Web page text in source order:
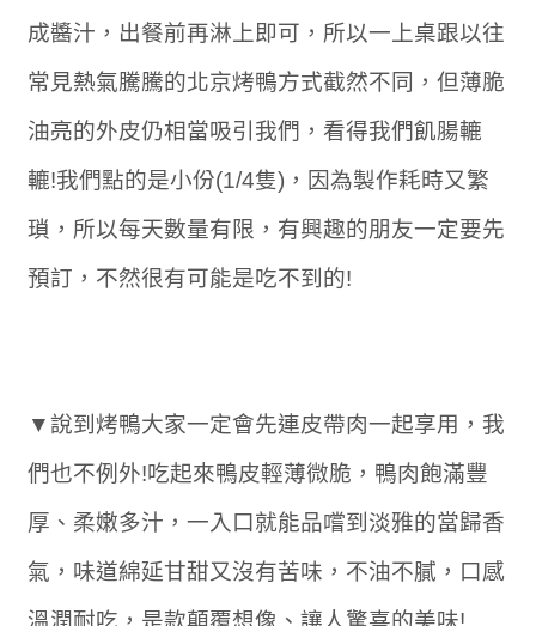
成醬汁，出餐前再淋上即可，所以一上桌跟以往
常見熱氣騰騰的北京烤鴨方式截然不同，但薄脆
油亮的外皮仍相當吸引我們，看得我們飢腸轆
轆!我們點的是小份(1/4隻)，因為製作耗時又繁
瑣，所以每天數量有限，有興趣的朋友一定要先
預訂，不然很有可能是吃不到的!
▼說到烤鴨大家一定會先連皮帶肉一起享用，我
們也不例外!吃起來鴨皮輕薄微脆，鴨肉飽滿豐
厚、柔嫩多汁，一入口就能品嚐到淡雅的當歸香
氣，味道綿延甘甜又沒有苦味，不油不膩，口感
溫潤耐吃，是款顛覆想像、讓人驚喜的美味!